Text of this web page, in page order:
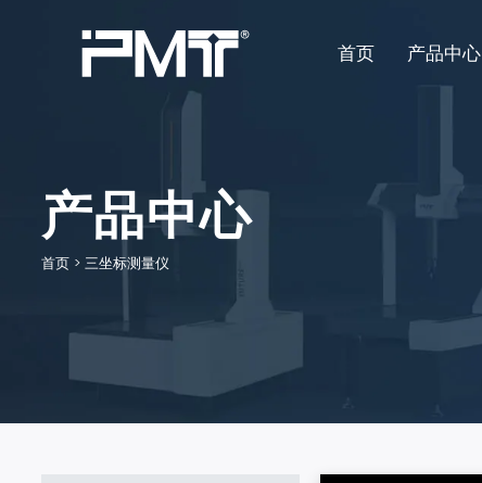
首页 产品中心
三坐标测量仪
三维测量软件
测量配件
高精度角度编码器
航空航天
风电能源
医疗行业
产品中心
首页> 三坐标测量仪